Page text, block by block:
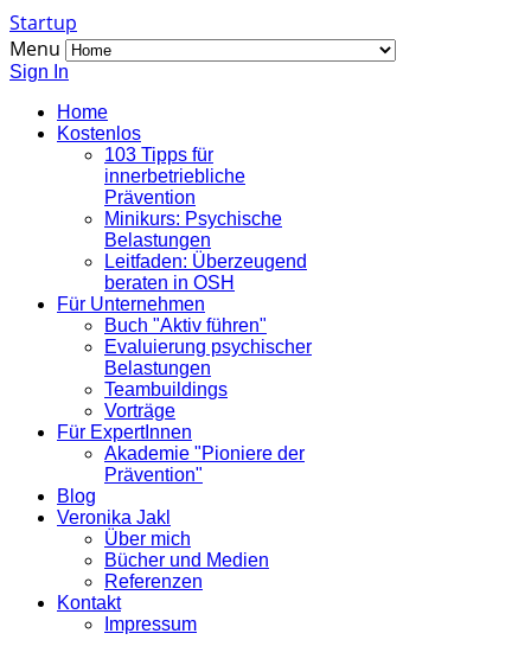
Startup
Menu
Sign In
Home
Kostenlos
103 Tipps für
innerbetriebliche
Prävention
Minikurs: Psychische
Belastungen
Leitfaden: Überzeugend
beraten in OSH
Für Unternehmen
Buch "Aktiv führen"
Evaluierung psychischer
Belastungen
Teambuildings
Vorträge
Für ExpertInnen
Akademie "Pioniere der
Prävention"
Blog
Veronika Jakl
Über mich
Bücher und Medien
Referenzen
Kontakt
Impressum